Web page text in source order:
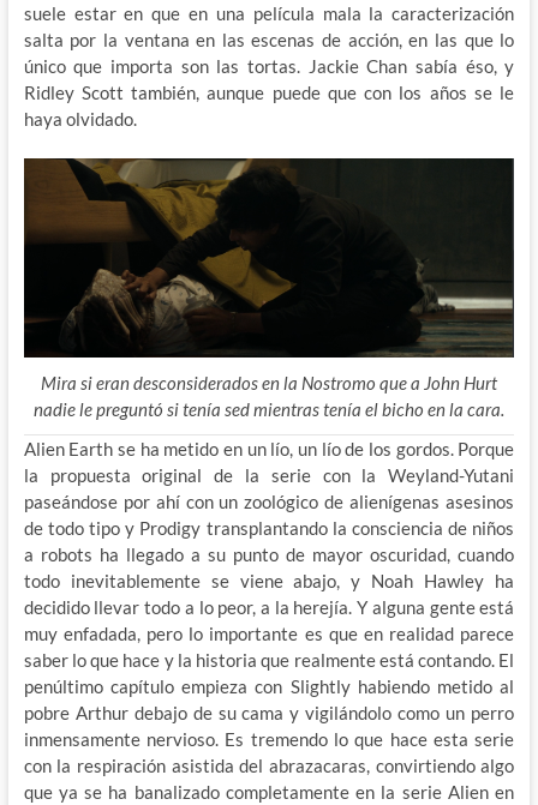
suele estar en que en una película mala la caracterización
salta por la ventana en las escenas de acción, en las que lo
único que importa son las tortas. Jackie Chan sabía éso, y
Ridley Scott también, aunque puede que con los años se le
haya olvidado.
Mira si eran desconsiderados en la Nostromo que a John Hurt
nadie le preguntó si tenía sed mientras tenía el bicho en la cara.
Alien Earth se ha metido en un lío, un lío de los gordos. Porque
la propuesta original de la serie con la Weyland-Yutani
paseándose por ahí con un zoológico de alienígenas asesinos
de todo tipo y Prodigy transplantando la consciencia de niños
a robots ha llegado a su punto de mayor oscuridad, cuando
todo inevitablemente se viene abajo, y Noah Hawley ha
decidido llevar todo a lo peor, a la herejía. Y alguna gente está
muy enfadada, pero lo importante es que en realidad parece
saber lo que hace y la historia que realmente está contando. El
penúltimo capítulo empieza con Slightly habiendo metido al
pobre Arthur debajo de su cama y vigilándolo como un perro
inmensamente nervioso. Es tremendo lo que hace esta serie
con la respiración asistida del abrazacaras, convirtiendo algo
que ya se ha banalizado completamente en la serie Alien en